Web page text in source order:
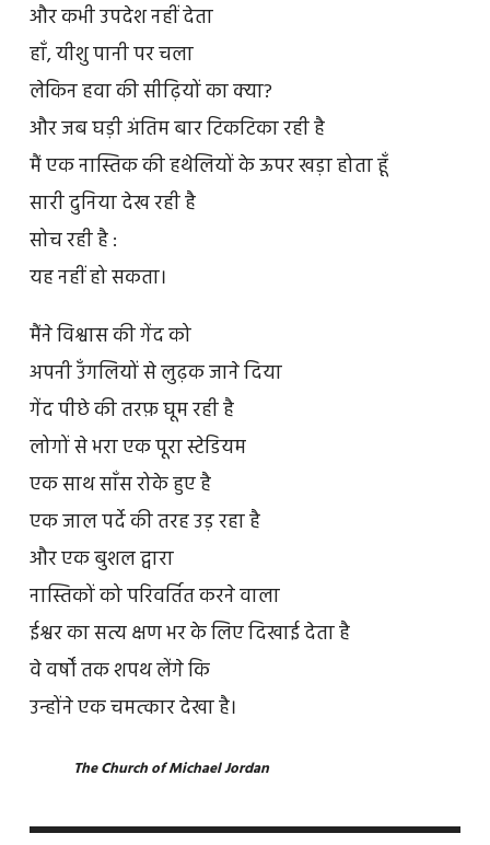
और कभी उपदेश नहीं देता
हाँ, यीशु पानी पर चला
लेकिन हवा की सीढ़ियों का क्या?
और जब घड़ी अंतिम बार टिकटिका रही है
मैं एक नास्तिक की हथेलियों के ऊपर खड़ा होता हूँ
सारी दुनिया देख रही है
सोच रही है :
यह नहीं हो सकता।
मैंने विश्वास की गेंद को
अपनी उँगलियों से लुढ़क जाने दिया
गेंद पीछे की तरफ़ घूम रही है
लोगों से भरा एक पूरा स्टेडियम
एक साथ साँस रोके हुए है
एक जाल पर्दे की तरह उड़ रहा है
और एक बुशल द्वारा
नास्तिकों को परिवर्तित करने वाला
ईश्वर का सत्य क्षण भर के लिए दिखाई देता है
वे वर्षों तक शपथ लेंगे कि
उन्होंने एक चमत्कार देखा है।
The Church of Michael Jordan